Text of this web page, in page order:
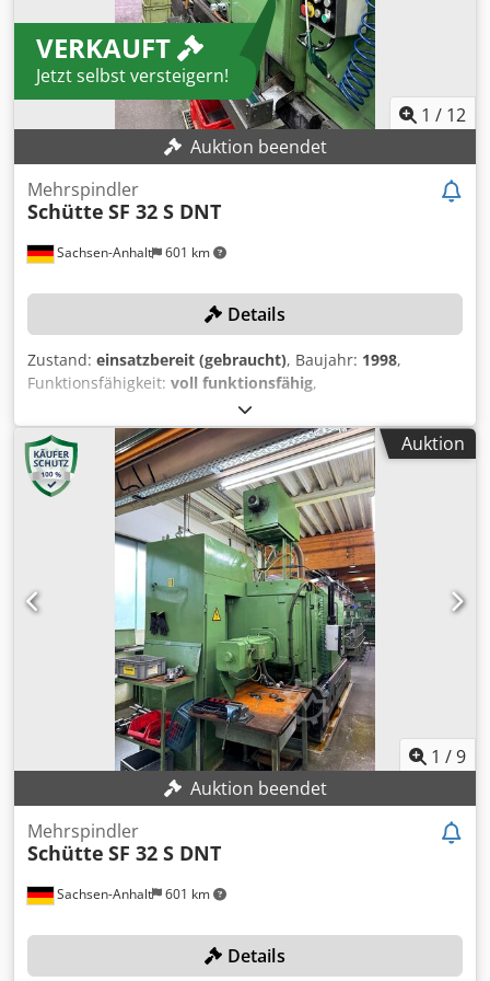
VERKAUFT
Jetzt selbst versteigern!
1 / 12
Auktion beendet
Sachsen-Anhalt 601 km
Mehrspindler
Schütte SF 32 S DNT
Details
Zustand: einsatzbereit (gebraucht), Baujahr: 1998,
Funktionsfähigkeit: voll funktionsfähig,
Stangendurchmesser (max.):32 mm
Drehzahl (min.):3’150 U/min, Bohrtiefe:80 mm, Kein
Mindestpreis - garantierter Verkauf zum höchsten Gebot!
Die Maschine wird mit Spannzangen, Aufnahmen und
weiterem Zubehör verkauft! Für weitere Schütte
Mehrspindler, die vom selben Standort verkauft werden,
siehe unten! TECHNISCHE DETAILS Dkjdpfx Ahoy R Rutogsr
Drehlänge max.: 80 mm Bohrtiefe max.: 80 mm Größter
Werkstoffdurchlass: 32 mm Größter Werkstoffvorschub:
125 mm Drehzahl beim Drehen: 200–3.150 U/min Drehzahl
beim Gewindeschneiden rechts: 11,2–1.575 U/min
Gewindeschneideinrichtung: Rechtsgewinde durch
Unterholen MASCHINEN-DETAILS Kühlmittelmenge: 600 l
Pumpenleistung: 170 l/min Abmessungen & Gewicht
Flächenbedarf: 7,3 x 2,5 m Höhe: 2 m Gewicht: 8.300 kg
Spannung: 380 V Stromart: 50 Hz Hauptantrieb: 20,5 kW
Tauchpumpe: 1,5 kW Vorschubantrieb: 1,5 kW
Hydropumpe: 1,5 kW Umlaufölpumpe: 0,25 kW
AUSSTATTUNG 6 Querschlitten 6 Längsschlitten 6 Kurven
für Querschlitten 6 Kurven für Längsschlitten
Bedienwerkzeuge Spannzangen Aufnahmen weiteres
Zubehör
Auktion
1 /9
Auktion beendet
Sachsen-Anhalt 601 km
Mehrspindler
Schütte SF 32 S DNT
Details